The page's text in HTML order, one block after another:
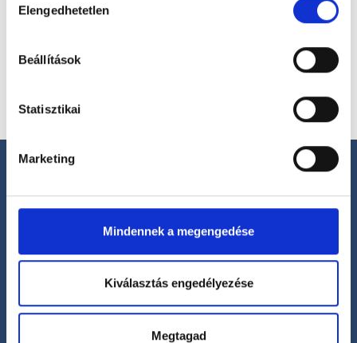
szabályzat:https://foglaljorvost.hu/info/foglaljorvost-
kiválasztása
Elengedhetetlen
Beállítások
Statisztikai
Marketing
Mindennek a megengedése
Kiválasztás engedélyezése
Megtagad
Segíthetünk?
+36 1 700-1398
(H-P: 8:00-20:00)